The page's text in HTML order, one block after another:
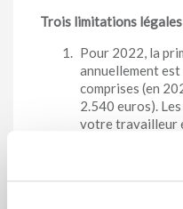
Trois limitations
Pour 2022, la
annuellement
comprises (en
2.540 euros).
votre travailleur
garanties
Vous ne pouvez